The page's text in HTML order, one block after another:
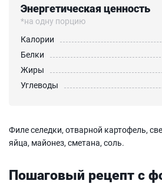
Энергетическая ценность
*на одну порцию
Калории
Белки
Жиры
Углеводы
Филе селедки, отварной картофель,
яйца, майонез, сметана, соль.
Пошаговый рецепт с